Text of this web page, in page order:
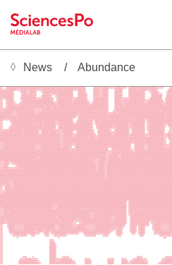
News
Productions
Activities
Tools
Seminar
News Abundance
░░  ░▒▒▒▒▒▒▒▒▒▒▒▒▒▒▒▒▒▒▒▒▒▒▒▒▒▒▒▒▒▒▒▒▒▒░░▒▒▒▒▒▒▒▒▒▒▒▒▒▒▒▒▒▒▒░     ░▒▒▒░░▒▒▒▒▒░░░░░▒▒▒▒▒░░░ ░▒▒▒▒▒▒▒▒▒▒▒▒▒▒▒▒▒▒▒░░░░░
▒░░░░▒▒▒▒▒▒░░░░▒▒▒▒░░▒▒▒▒░░░░░▒▒▒▒▒▒▒▒▒▒▒▒▒▒▒▒▒▒▒▒▒░░░░▒▒▒▒▒░     ▒▒▒▒░░░▒▒▒░    ░▒▒▒▒▒    ░▒▒▒▒▒░▒▒▒▒▒░░░░▒▒▒▒░
▒▒▒▒▒░▒▒▒░    ░░▒▒░░░▒▒▒▒░   ░░▒▒▒▒▒▒▒▒▒▒▒▒▒▒▒▒▒▒▒▒░   ░▒▒▒▒░     ░▒▒▒░░▒▒▒▒░    ░▒▒▒▒░    ░▒▒▒▒▒▒▒▒▒▒░   ░░▒▒▒░░
▒▒▒▒▒▒▒▒▒░     ░▒▒░░░▒▒▒░░    ░▒▒▒▒░░░░░░▒▒▒▒▒▒▒▒▒▒░   ░▒▒▒▒▒░    ░▒▒▒░░░▒▒▒░    ░▒▒▒▒░    ░▒▒▒▒▒▒▒▒▒▒░    ░▒▒▒▒░░░
▒▒▒▒▒▒▒▒▒░     ▒▒▒▒▒▒▒▒▒▒░   ░▒▒▒▒▒░░  ░░▒▒▒▒▒▒▒▒▒▒░   ░▒▒▒▒▒░    ░▒▒▒░░░▒▒▒░    ░▒▒▒▒░    ░▒▒▒▒▒▒▒▒▒▒░    ░▒▒▒▒▒▒▒
░░░░▒▒▒▒▒░    ░▒▒▒▒▒▒▒▒▒▒░░░░░▒▒▒▒▒▒░░  ░▒▒▒▒▒▒▒▒▒▒░░░░▒▒▒▒▒▒░    ░▒▒▒▒▒▒▒▒▒░    ░▒▒▒▒░░░░░░▒▒▒▒▒▒▒▒▒▒░   ░▒▒▒▒▒▒▒▒
░░  ░░▒▒▒░     ░▒▒▒▒▒▒▒▒▒▒▒▒▒▒▒▒▒▒▒▒▒░  ░▒▒▒▒▒░▒▒▒▒░░▒▒▒▒▒▒▒▒░░   ░▒▒▒▒▒▒▒▒▒░    ░▒▒▒▒░░▒▒░░▒▒▒▒▒▒▒▒▒▒░░░░▒▒▒▒▒▒▒▒▒░
░░  ░░▒▒▒░░   ░░▒▒▒▒▒▒▒▒▒▒▒▒▒▒▒▒▒▒▒▒▒▒░░░▒▒▒▒▒▒▒▒▒▒░▒▒▒▒▒▒▒▒▒▒░░ ░▒▒▒▒▒▒▒▒▒▒░
░░  ░░▒▒▒▒░░░░░▒▒▒▒▒▒▒▒▒▒▒▒▒▒▒▒▒▒▒▒▒▒▒▒░░▒▒▒▒▒▒▒▒▒▒▒▒▒▒▒▒▒▒▒▒▒▒░░░▒▒▒▒▒▒▒▒▒▒░
░░  ░░▒▒▒▒▒▒▒▒▒▒▒▒▒▒▒▒░▒▒▒▒▒▒▒▒░░▒▒▒░░▒▒▒▒▒▒▒▒▒▒▒▒▒▒▒▒▒▒▒▒▒▒▒▒▒▒▒▒▒▒▒▒▒▒▒▒░▒░
░░░░░▒▒▒▒▒▒▒▒▒▒▒▒▒▒▒▒▒▒▒░░░░░░▒▒▒▒▒▒▒░▒▒▒▒▒▒▒▒▒▒▒▒▒▒▒▒▒▒▒▒▒▒▒▒▒▒▒▒▒▒▒▒▒▒▒▒▒▒░
░░░▒▒▒▒▒▒░░▒▒▒▒▒▒▒▒▒▒▒▒▒░░░░░░▒▒▒▒▒▒▒▒▒▒▒▒▒▒▒▒▒▒▒▒▒▒▒▒▒▒▒▒▒▒▒▒▒▒▒▒░▒▒▒▒░▒▒▒▒░
▒▒▒▒▒▒▒▒▒▒▒▒▒▒▒▒▒▒▒▒▒▒▒▒▒▒▒▒▒▒▒▒▒▒▒▒▒▒▒▒▒▒▒▒▒▒▒▒▒▒▒▒░░
▒▒░░░░░▒▒▒▒▒▒▒▒▒▒▒▒▒▒▒▒▒▒▒▒▒▒▒▒▒▒▒▒▒▒▒▒▒▒▒▒▒▒▒▒▒▒▒▒░
░░     ░▒▒▒▒▒▒▒▒▒▒▒▒▒▒▒▒▒▒▒▒▒▒░▒▒▒▒▒▒▒▒░░▒▒▒▒▒▒▒▒▒▒░  ░▒▒▒▒▒▒▒▒▒▒░ ░▒▒▒░▒▒▒▒▒▒▒▒▒▒▒▒▒▒▒▒▒▒▒▒▒▒▒▒▒▒▒▒▒▒░
░░      ░▒▒▒▒▒▒▒▒▒▒▒▒▒▒▒▒▒░▒▒▒░▒▒▒▒▒▒▒▒░░░▒▒▒▒▒▒▒▒▒▒░░░▒▒▒▒▒▒▒▒▒▒░ ░▒▒▒▒▒▒▒▒▒▒▒▒▒▒▒▒▒▒▒▒▒▒▒░░▒▒▒▒▒▒▒▒▒░
░░     ░░▒▒▒▒▒▒▒▒▒▒▒▒▒▒▒▒▒▒▒▒▒▒▒▒▒▒▒▒▒▒░ ░▒▒▒▒▒▒▒▒▒▒▒▒▒▒▒▒▒▒▒▒▒▒▒░  ░▒▒▒▒▒▒▒▒▒▒▒░▒▒▒▒▒▒▒▒▒▒░░▒▒▒▒▒▒▒▒▒░ ░░▒▒▒▒▒▒▒▒▒▒░░
░░    ░░▒▒▒▒▒▒▒▒▒▒▒▒▒▒▒▒▒▒▒▒▒▒▒▒▒▒▒▒▒▒▒░ ░▒▒▒▒▒▒▒▒▒▒▒▒▒▒▒▒▒▒▒▒▒▒▒░  ░░▒▒▒▒▒▒▒▒░░░░▒▒▒▒▒▒▒▒▒░░░▒▒▒▒▒▒▒▒░ ░░▒▒▒▒▒▒▒▒▒▒░
░░░░░░░▒▒▒▒▒▒▒▒▒▒▒▒▒▒▒▒▒▒▒▒░░░▒▒▒▒▒▒▒▒▒░░░░░▒▒▒▒▒▒▒▒░░▒▒▒▒▒▒▒▒▒▒▒░░  ░▒▒▒▒▒▒▒░░  ░▒▒▒▒▒▒▒▒▒░ ░▒▒▒▒▒▒▒▒░ ░░▒▒▒▒▒▒▒▒▒▒░
▒▒▒▒▒▒▒▒▒▒▒▒▒▒▒▒░▒▒▒▒▒▒▒▒▒▒░ ░▒▒▒▒░▒▒▒▒▒░░░░░▒▒▒▒▒▒░  ░▒▒▒▒▒▒▒▒▒▒▒░  ░▒▒▒▒▒▒▒▒░░░░▒▒▒▒▒▒▒▒▒░ ░░▒▒▒▒▒▒▒░  ░▒▒▒▒▒▒▒▒▒▒░
▒▒▒▒▒▒▒▒▒░▒▒▒▒▒▒░▒▒▒▒▒▒▒▒▒▒░░░▒▒▒▒▒▒▒▒▒▒▒▒░░░▒▒▒▒▒▒░░░░▒▒▒▒▒▒▒▒▒▒▒░░
▒▒▒▒▒▒▒▒▒▒▒▒▒▒▒▒▒▒▒▒▒▒▒▒▒▒▒▒▒▒▒▒▒▒▒▒▒▒▒▒▒▒▒░░▒▒▒▒▒▒▒▒▒▒▒▒▒▒▒▒▒░▒▒▒▒░░▒▒▒▒▒▒▒▒▒▒▒▒▒▒▒▒▒▒▒▒▒▒▒▒▒▒▒▒▒▒▒▒▒▒▒▒▒▒▒▒▒▒▒▒▒▒▒░░
▒▒▒▒▒▒▒▒▒▒▒▒▒▒▒▒▒▒▒▒▒▒▒▒▒▒▒▒▒▒▒▒▒▒▒▒▒▒▒▒▒▒░░░▒▒▒▒▒▒▒▒▒▒▒▒▒▒▒▒▒▒▒▒▒▒▒▒▒▒▒▒▒▒▒▒▒▒▒▒▒▒▒▒▒▒▒▒▒░▒▒▒░▒▒▒▒▒▒▒░▒▒▒▒▒▒▒▒▒▒▒▒▒░░
░░░▒▒▒▒▒▒▒▒▒▒▒▒▒▒▒▒▒▒▒▒▒▒▒▒▒▒▒▒▒▒▒▒▒▒▒▒▒▒▒░░░▒▒▒▒▒▒░▒▒▒▒▒▒▒▒▒▒▒▒▒▒▒▒▒▒▒▒▒▒▒▒▒▒▒▒▒▒▒▒▒▒▒▒▒▒▒▒▒░░▒▒▒▒▒▒▒▒▒▒▒▒▒▒▒▒▒▒▒▒▒░░
░░░▒▒▒▒▒▒▒▒▒▒▒▒▒▒▒▒▒▒▒▒▒▒▒░░▒▒▒▒▒▒▒▒▒▒▒▒▒▒▒░░▒▒▒▒▒░░░░▒▒▒▒▒▒▒▒▒▒▒▒▒▒▒▒▒▒▒▒▒▒▒▒▒▒▒▒▒▒▒▒▒▒▒▒▒▒░
░░░▒▒▒▒▒▒▒▒▒▒▒▒▒▒▒▒▒▒▒▒▒▒░░░░▒▒▒▒▒▒▒▒▒▒▒▒▒▒░░▒▒▒▒▒░  ░▒▒▒▒▒▒▒▒▒▒▒▒▒▒▒▒▒▒▒▒▒▒░░░▒▒▒▒▒▒▒▒▒▒▒▒▒░
░░▒▒▒▒▒▒▒▒▒▒▒▒▒▒▒▒▒▒▒▒▒▒▒░░░░▒▒▒▒▒▒▒▒▒▒▒▒▒▒▒▒▒▒▒▒░░░░░▒▒▒▒▒▒▒▒▒▒▒▒▒▒▒▒▒▒▒▒▒▒░  ░▒▒▒▒▒▒▒▒▒▒▒▒░░
░░░▒▒▒░
░░░▒▒░
░░
░░
▒▒▒▒▒▒▒▒▒▒▒▒▒▒▒▒▒▒▒▒▒▒▒▒▒▒▒▒▒▒▒▒▒▒▒▒▒▒▒▒▒▒▒▒▒▒▒▒▒▒▒▒▒▒▒▒▒▒▒▒▒▒▒▒▒▒▒▒▒▒▒▒▒▒▒▒▒▒▒▒▒▒▒▒▒▒▒▒▒░
▒▒▒▒▒▒▒▒▒▒▒▒▒▒▒▒▒▒▒▒▒▒▒▒▒▒▒▒▒▒▒▒▒▒▒▒▒▒░▒▒▒▒▒▒▒▒▒▒▒▒▒▒▒▒▒▒▒▒▒▒▒▒▒▒▒▒▒▒▒▒▒▒▒▒▒▒▒▒▒▒▒▒▒▒▒▒▒▒░
▒▒▒▒▒▒▒▒▒▒▒▒▒▒▒▒▒▒▒▒▒▒▒▒▒▒▒▒▒▒▒▒▒▒▒▒▒░░░░▒▒▒▒▒▒▒▒▒▒▒▒▒▒▒▒▒▒▒▒▒▒▒▒▒▒▒▒▒▒▒▒▒▒▒▒▒▒▒▒▒▒▒▒▒▒▒▒░
░░▒▒▒▒▒▒▒▒▒▒▒▒▒▒▒▒▒▒▒▒▒▒▒▒▒▒▒▒▒▒▒▒▒▒▒░░░░▒▒▒▒▒▒▒▒▒▒▒▒▒▒▒▒▒░▒▒▒░▒▒▒▒▒▒▒▒▒▒▒▒▒▒▒▒▒▒▒▒▒▒▒▒▒▒░
░░░▒▒▒▒▒▒▒▒▒▒▒▒▒▒▒▒▒▒▒▒▒▒▒▒▒▒▒▒▒▒▒▒▒▒▒▒▒▒▒▒▒▒▒▒▒▒▒▒▒▒▒▒▒▒▒▒▒▒▒▒▒▒▒▒▒▒▒▒▒▒▒▒▒▒▒▒▒▒▒▒▒▒▒▒▒▒░
░░░▒▒▒░▒▒▒▒▒▒▒▒▒▒▒▒▒▒▒▒▒▒▒▒▒▒▒▒▒▒▒▒▒▒▒▒▒▒▒▒▒▒▒▒▒▒▒▒▒▒▒▒▒▒▒▒▒▒▒▒▒░░▒▒▒▒▒▒▒▒▒▒▒▒▒▒▒▒▒▒▒▒▒▒▒░
░░░▒▒▒▒▒▒▒░▒▒▒▒▒▒▒▒▒▒▒▒▒▒▒▒▒▒▒▒▒▒▒▒▒▒▒▒▒▒▒▒▒▒▒▒▒▒▒▒▒▒▒▒▒▒▒▒▒▒▒░▒░░░▒▒▒▒▒▒▒▒▒▒▒▒▒▒▒▒▒▒▒▒▒▒░
▒▒▒▒▒▒▒▒▒▒▒▒▒▒░▒▒▒▒▒▒▒▒▒▒▒▒▒▒▒▒▒▒▒▒▒▒▒▒░░▒▒▒▒▒▒▒▒▒▒▒▒▒▒▒▒▒▒▒▒▒▒▒░░░▒▒▒▒▒▒▒▒▒▒▒▒░░░▒▒▒▒▒▒▒░
▒▒▒▒▒▒▒▒▒░▒▒▒▒▒▒▒▒▒▒▒▒▒▒▒▒▒▒▒▒▒▒▒▒▒▒▒▒▒▒▒▒▒▒▒▒▒▒▒▒▒▒▒▒░░░▒▒▒▒▒▒▒▒▒▒▒▒▒▒▒▒▒▒▒▒▒▒░░░▒▒▒▒▒▒▒░
▒▒▒░░▒▒▒▒▒▒▒▒▒▒▒▒▒▒▒▒▒▒▒▒▒▒▒▒▒▒▒▒▒▒▒▒▒▒▒▒▒░▒▒▒▒▒▒▒▒▒░░░░░▒▒▒▒▒▒▒▒▒▒▒▒▒▒▒▒▒▒▒▒▒▒░░▒▒▒▒▒▒▒▒░
▒▒▒░░░▒▒▒▒▒▒▒▒▒▒▒▒▒▒▒▒▒▒▒▒▒▒▒▒▒▒▒▒▒▒▒▒▒▒▒▒▒▒▒▒▒▒▒▒▒░░░  ░░▒▒▒▒▒▒▒▒▒▒▒▒▒▒▒▒▒▒▒▒▒▒▒▒▒▒▒▒▒▒▒░  ░▒▒▒▒▒▒▒▒▒▒▒▒░
░░   ░▒▒▒▒░░░░░░░▒▒▒▒▒▒▒▒▒▒▒▒▒▒▒▒▒▒▒▒▒▒░░░▒▒▒▒░▒▒▒▒░░░░░▒▒▒▒▒░░░░░░▒▒▒▒▒▒▒▒▒▒▒▒▒▒▒▒▒▒▒▒░░   ░▒▒▒░░░▒▒▒▒░░░
░░   ░▒▒▒▒░░░░░░░▒▒▒▒▒▒▒▒▒▒▒▒▒▒▒▒▒▒▒▒▒▒░░░▒▒▒▒▒▒▒▒▒▒░░▒▒▒▒▒▒▒░░░░░░░▒▒▒▒▒▒▒▒▒▒▒▒▒░░▒▒▒░░    ░▒▒▒░ ░▒▒▒░
░░    ░▒▒▒░░░░░░░▒▒▒▒▒▒▒▒▒▒▒▒▒░▒▒▒▒▒▒▒▒░░░▒▒▒▒▒▒▒▒▒▒▒▒▒▒▒▒▒▒▒▒░░░░░▒▒▒▒▒▒▒▒▒▒▒▒░░░░▒▒▒░     ░▒▒▒░ ░▒▒▒░
░░    ░▒▒▒▒▒▒▒▒▒▒▒▒▒▒▒▒▒▒░░▒▒░░░▒▒▒░░▒▒▒▒▒▒▒▒▒▒▒▒▒▒▒▒▒▒▒░░░▒▒▒▒▒▒▒▒▒▒▒▒▒▒▒▒▒▒▒░░  ░▒▒▒░     ░░▒▒░ ░▒▒▒░
░░     ░░▒▒▒▒▒▒▒▒▒▒░░░▒▒▒░░░   ░▒▒░ ░░░▒▒▒▒▒▒▒▒░░░░░░░░░   ░▒▒▒▒▒▒▒▒░░░░░░▒▒░░    ░▒▒▒░      ░░░  ░▒▒▒░
░░       ░░░░░░░░░░   ░░░       ░░░   ░░░░░░░░░             ░░░░░░░░     ░░░░      ░░░             ░░░
░░          ░                            ░                                                                          ░░
░░                                 ░░░
░░                                 ░▒▒░
░░                                 ░▒▒▒░
░░                                 ▒▒▒▒░
░░                                 ▒▒▒▒░
░░                                 ▒▒▒▒░
░░                                 ▒▒▒▒░
░░                                 ▒▒▒▒░
░░              ░░░    ░           ▒▒▒▒░    ░░░░░                                                ░░░░
░░            ░░░░▒▒▒▒░░░░░        ▒▒▒▒░░░░░▒▒▒▒▒░░         ░░░░            ░░░░░     ░░░░    ░░▒▒▒▒▒░░░
░░           ░▒▒▒▒▒▒▒▒▒▒▒▒░░       ▒▒▒▒░░░▒▒▒▒▒▒▒▒▒░░       ░▒▒▒░           ░▒▒▒░     ░▒▒░░ ░░▒▒▒▒▒▒▒▒░░░
░░           ░▒▒▒▒▒▒▒▒▒▒▒▒▒░░      ▒▒▒▒▒▒▒▒▒▒▒▒▒▒▒▒▒░░      ░▒▒▒░           ░▒▒▒░     ▒▒▒▒░░░▒▒▒▒▒▒▒▒▒▒▒░